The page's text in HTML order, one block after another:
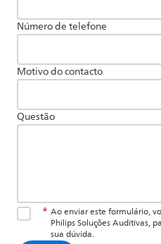
Número de telefone
Motivo do contacto
Questão
Ao enviar este formulário,
Philips Soluções Auditivas,
sua dúvida.
*